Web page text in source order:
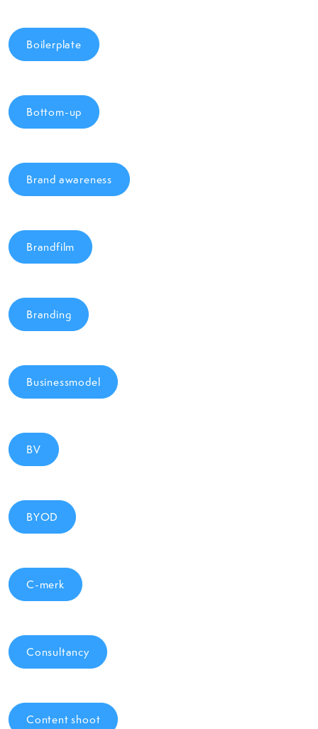
Boilerplate
Bottom-up
Brand awareness
Brandfilm
Branding
Businessmodel
BV
BYOD
C-merk
Consultancy
Content shoot